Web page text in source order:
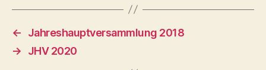
←
Jahreshauptversammlung 2018
→
JHV 2020